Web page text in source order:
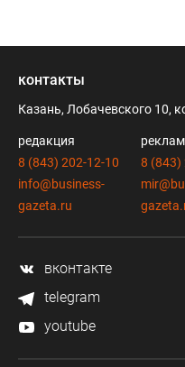
контакты
Казань, Лобачевского 10,
редакция
8 (843) 202-12-10
info@business-
gazeta.ru
8 (843)
вконтакте
telegram
youtube